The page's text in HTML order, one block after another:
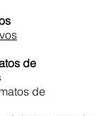
de
de